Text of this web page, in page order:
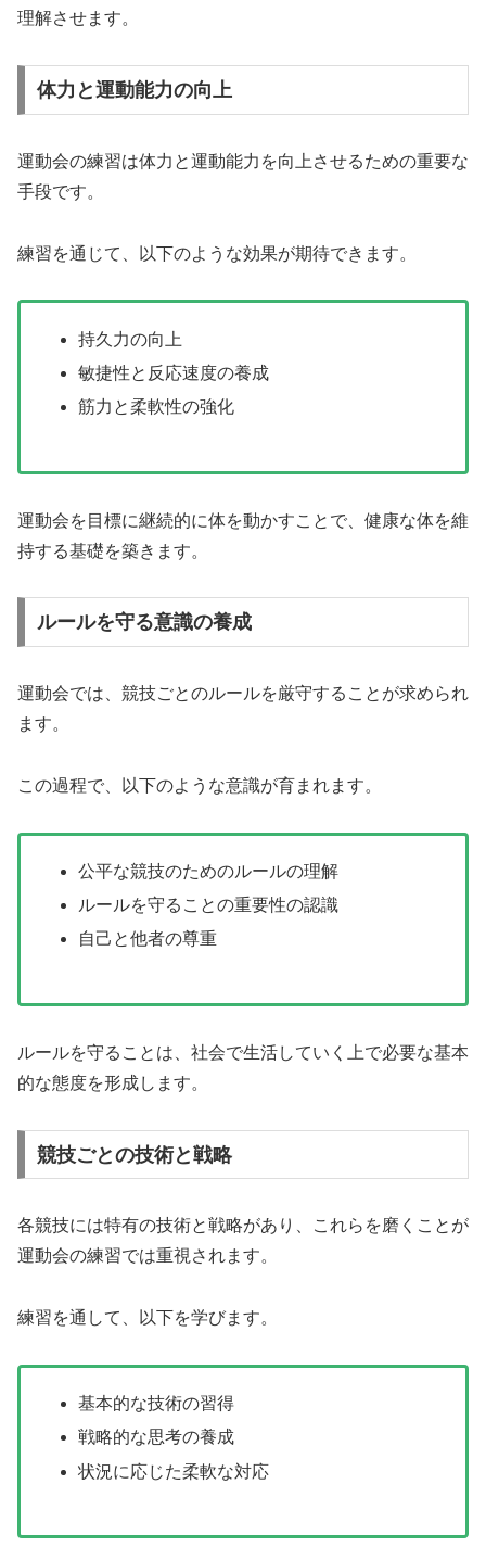
理解させます。
体力と運動能力の向上
運動会の練習は体力と運動能力を向上させるための重要な
手段です。
練習を通じて、以下のような効果が期待できます。
持久力の向上
敏捷性と反応速度の養成
筋力と柔軟性の強化
運動会を目標に継続的に体を動かすことで、健康な体を維
持する基礎を築きます。
ルールを守る意識の養成
運動会では、競技ごとのルールを厳守することが求められ
ます。
この過程で、以下のような意識が育まれます。
公平な競技のためのルールの理解
ルールを守ることの重要性の認識
自己と他者の尊重
ルールを守ることは、社会で生活していく上で必要な基本
的な態度を形成します。
競技ごとの技術と戦略
各競技には特有の技術と戦略があり、これらを磨くことが
運動会の練習では重視されます。
練習を通して、以下を学びます。
基本的な技術の習得
戦略的な思考の養成
状況に応じた柔軟な対応